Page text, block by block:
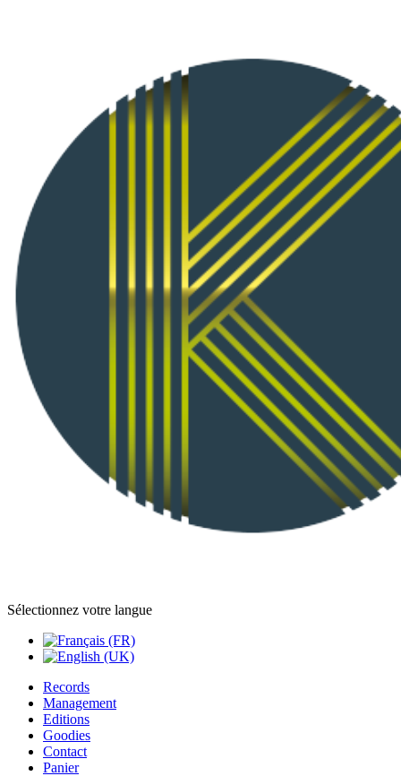
Sélectionnez votre langue
Records
Management
Editions
Goodies
Contact
Panier